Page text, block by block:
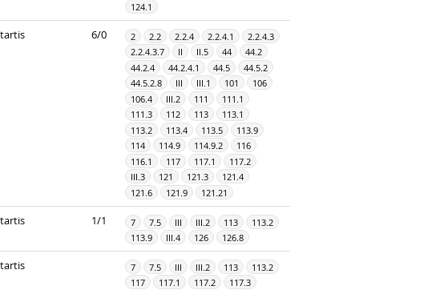
124.1
6/0 2 2.2 2.2.4 2.2.4.1
2.2.4.3
2.2.4.3.7
II II.5 44
44.2
44.2.4
44.2.4.1 44.5
44.5.2
44.5.2.8
III III.1 101
106
106.4
III.2 111
111.1
111.3
112 113
113.1
113.2
113.4 113.5
113.9
114
114.9 114.9.2
116
116.1
117 117.1
117.2
III.3
121 121.3
121.4
121.6
121.9 121.21
1/1 7 7.5 III III.2 113
113.2
113.9
III.4 126 126.8
7 7.5 III III.2 113
113.2
117
117.1 117.2
117.3